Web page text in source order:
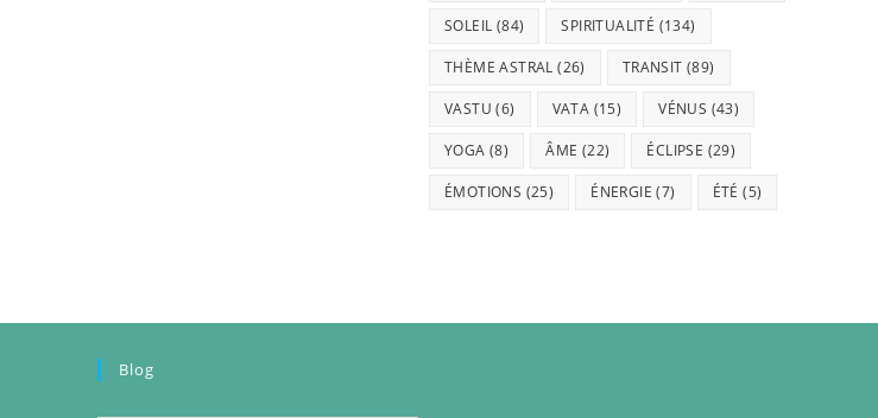
SOLEIL (84) SPIRITUALITÉ (134)
THÈME ASTRAL (26) TRANSIT (89)
VASTU (6) VATA (15) VÉNUS (43)
YOGA (8) ÂME (22) ÉCLIPSE (29)
ÉMOTIONS (25) ÉNERGIE (7) ÉTÉ (5)
Blog